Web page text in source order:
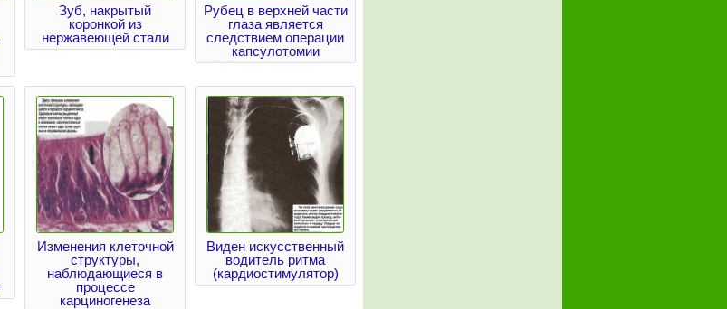
Зуб, накрытый
коронкой из
нержавеющей стали
Рубец в верхней части
глаза является
следствием операции
капсулотомии
Изменения клеточной
структуры,
наблюдающиеся в
процессе
карциногенеза
Виден искусственный
водитель ритма
(кардиостимулятор)